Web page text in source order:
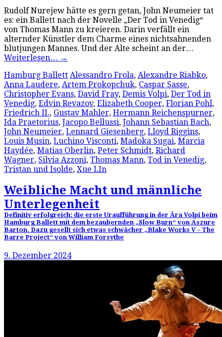
Rudolf Nurejew hätte es gern getan, John Neumeier tat
es: ein Ballett nach der Novelle „Der Tod in Venedig“
von Thomas Mann zu kreieren. Darin verfällt ein
alternder Künstler dem Charme eines nichtsahnenden
blutjungen Mannes. Und der Alte scheint an der…
Weiterlesen… →
Hamburg Ballett Alessandro Frola, Alexandre Riabko,
Anna Laudere, Artem Prokopchuk, Caspar Sasse,
Christopher Evans, David Fray, Demis Volpi, Der Tod in
Venedig, Edvin Revazov, Elizabeth Cooper, Florian Pohl,
Friedrich II., Gustav Mahler, Hermann Reichenspurner,
Ida Praetorius, Jacopo Bellussi, Johann Sebastian Bach,
John Neumeier, Lennard Giesenberg, Lloyd Riggins,
Louis Musin, Luchino Visconti, Madoka Sugai, Marcia
Haydée, Matias Oberlin, Peter Schmidt, Richard
Wagner, Silvia Azzoni, Thomas Mann, Tod in Venedig,
Tristan und Isolde, Xue LIn
Weibliche Macht und männliche
Unterlegenheit
Definitiv erfolgreich: die erste Uraufführung in der Ära Volpi beim
Hamburg Ballett mit dem bezaubernden „Slow Burn“ von Aszure
Barton. Dazu gesellt sich etwas schwächer „Blake Works V – The
Barre Project“ von William Forsythe
9. Dezember 2024